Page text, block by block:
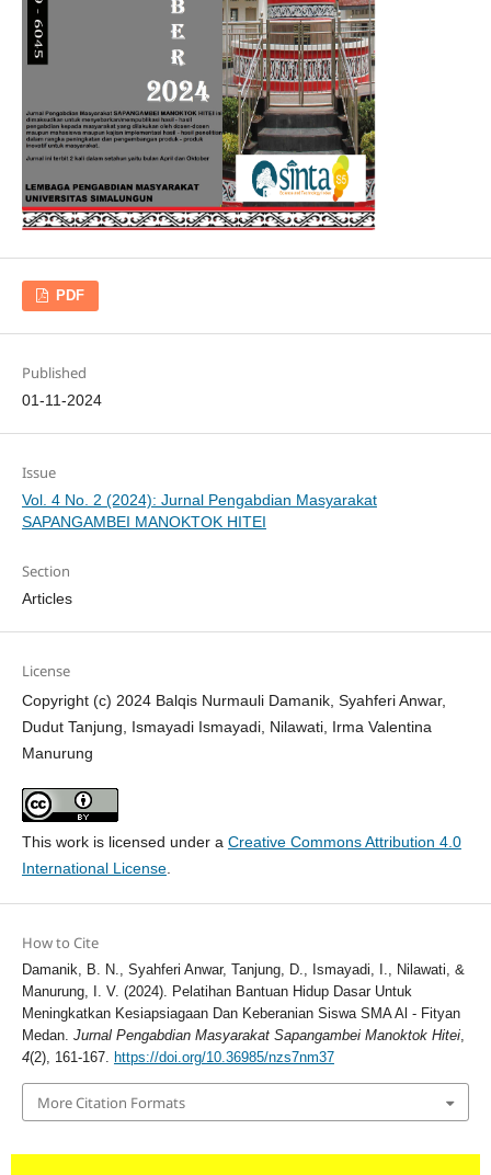
PDF
Published
01-11-2024
Issue
Vol. 4 No. 2 (2024): Jurnal Pengabdian Masyarakat
SAPANGAMBEI MANOKTOK HITEI
Section
Articles
License
Copyright (c) 2024 Balqis Nurmauli Damanik, Syahferi Anwar,
Dudut Tanjung, Ismayadi Ismayadi, Nilawati, Irma Valentina
Manurung
This work is licensed under a Creative Commons Attribution 4.0
International License.
How to Cite
Damanik, B. N., Syahferi Anwar, Tanjung, D., Ismayadi, I., Nilawati, &
Manurung, I. V. (2024). Pelatihan Bantuan Hidup Dasar Untuk
Meningkatkan Kesiapsiagaan Dan Keberanian Siswa SMA Al - Fityan
Medan. Jurnal Pengabdian Masyarakat Sapangambei Manoktok Hitei,
4(2), 161-167. https://doi.org/10.36985/nzs7nm37
More Citation Formats